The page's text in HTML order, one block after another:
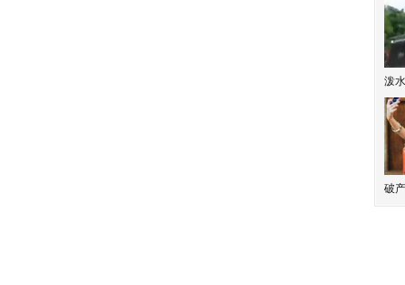
泼
破